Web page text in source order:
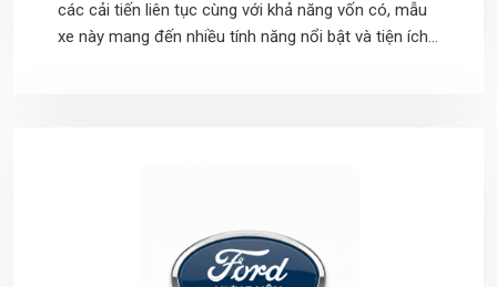
các cải tiến liên tục cùng với khả năng vốn có, mẫu
xe này mang đến nhiều tính năng nổi bật và tiện ích